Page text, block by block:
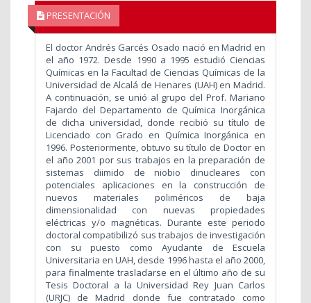
PRESENTACIÓN
El doctor Andrés Garcés Osado nació en Madrid en
el año 1972. Desde 1990 a 1995 estudió Ciencias
Químicas en la Facultad de Ciencias Químicas de la
Universidad de Alcalá de Henares (UAH) en Madrid.
A continuación, se unió al grupo del Prof. Mariano
Fajardo del Departamento de Química Inorgánica
de dicha universidad, donde recibió su título de
Licenciado con Grado en Química Inorgánica en
1996. Posteriormente, obtuvo su título de Doctor en
el año 2001 por sus trabajos en la preparación de
sistemas diimido de niobio dinucleares con
potenciales aplicaciones en la construcción de
nuevos materiales poliméricos de baja
dimensionalidad con nuevas propiedades
eléctricas y/o magnéticas. Durante este periodo
doctoral compatibilizó sus trabajos de investigación
con su puesto como Ayudante de Escuela
Universitaria en UAH, desde 1996 hasta el año 2000,
para finalmente trasladarse en el último año de su
Tesis Doctoral a la Universidad Rey Juan Carlos
(URJC) de Madrid donde fue contratado como